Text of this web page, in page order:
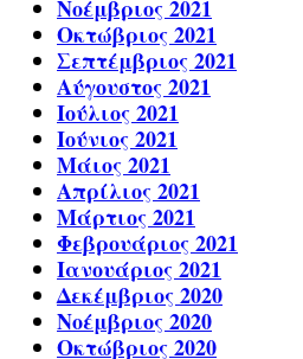
Νοέμβριος 2021
Οκτώβριος 2021
Σεπτέμβριος 2021
Αύγουστος 2021
Ιούλιος 2021
Ιούνιος 2021
Μάιος 2021
Απρίλιος 2021
Μάρτιος 2021
Φεβρουάριος 2021
Ιανουάριος 2021
Δεκέμβριος 2020
Νοέμβριος 2020
Οκτώβριος 2020